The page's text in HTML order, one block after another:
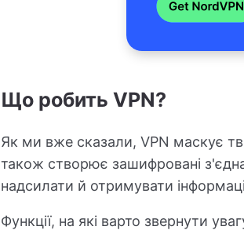
Що робить VPN?
Як ми вже сказали, VPN маскує
також створює зашифровані
надсилати й отримувати
Функції, на які варто звернути